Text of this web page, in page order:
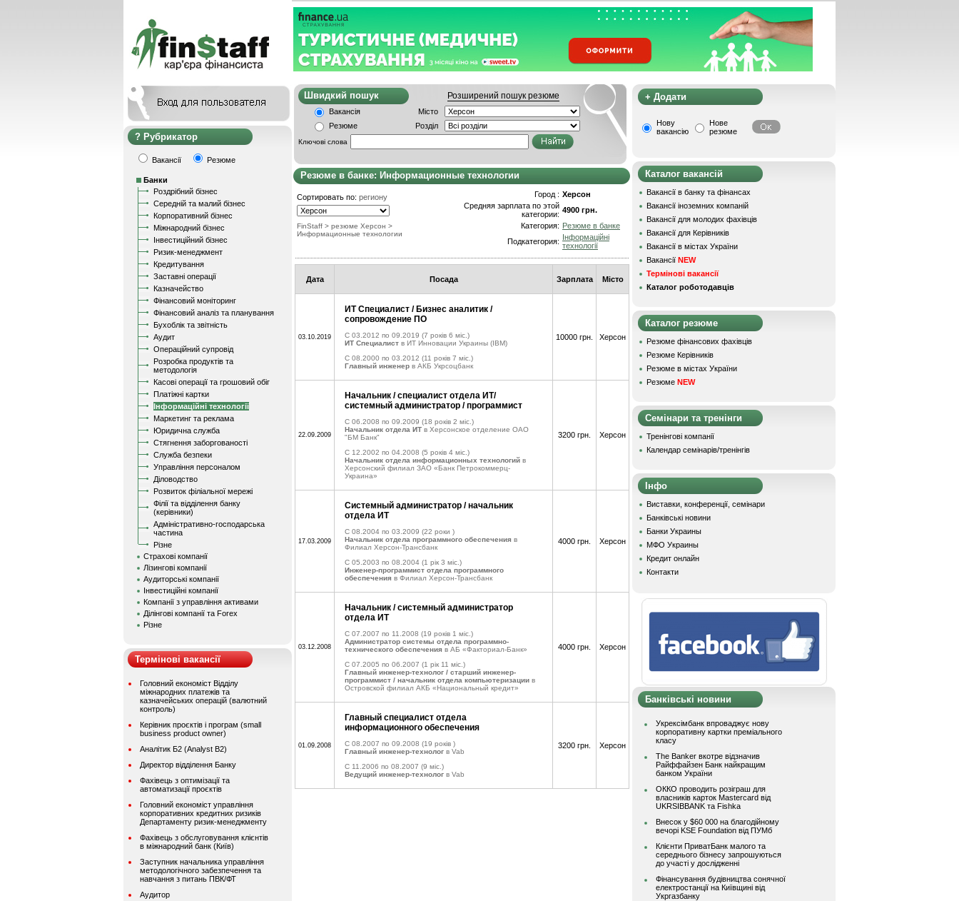
Рубрикатор
Вакансії Резюме
Банки
Роздрібний бізнес
Середній та малий бізнес
Корпоративний бізнес
Міжнародний бізнес
Інвестиційний бізнес
Ризик-менеджмент
Кредитування
Заставні операції
Казначейство
Фінансовий моніторинг
Фінансовий аналіз та планування
Бухоблік та звітність
Аудит
Операційний супровід
Розробка продуктів та
методологія
Касові операції та грошовий обіг
Платіжні картки
Інформаційні технології
Маркетинг та реклама
Юридична служба
Стягнення заборгованості
Служба безпеки
Управління персоналом
Діловодство
Розвиток філіальної мережі
Філії та відділення банку
(керівники)
Адміністративно-господарська
частина
Різне
Страхові компанії
Лізингові компанії
Аудиторські компанії
Інвестиційні компанії
Компанії з управління активами
Ділінгові компанії та Forex
Різне
Термінові вакансії
Головний економіст Відділу
міжнародних платежів та
казначейських операцій (валютний
контроль)
Керівник проєктів і програм (small
business product owner)
Аналітик Б2 (Analyst B2)
Директор відділення Банку
Фахівець з оптимізації та
автоматизації проєктів
Головний економіст управління
корпоративних кредитних ризиків
Департаменту ризик-менеджменту
Фахівець з обслуговування клієнтів
в міжнародний банк (Київ)
Заступник начальника управління
методологічного забезпечення та
навчання з питань ПВК/ФТ
Аудитор
Швидкий пошук Розширений пошук резюме
Вакансія
Місто
Резюме
Розділ
Ключові слова
Резюме в банке: Информационные технологии
Сортировать по: региону
FinStaff > резюме Херсон >
Информационные технологии
Город : Херсон
Средняя зарплата по этой
категории: 4900 грн.
Категория: Резюме в банке
Подкатегория: Інформаційні
технології
Дата Посада Зарплата Місто
03.10.2019
ИТ Специалист / Бизнес аналитик /
сопровождение ПО
C 03.2012 по 09.2019 (7 років 6 міс.)
ИТ Специалист в ИТ Инновации Украины (IBM)
C 08.2000 по 03.2012 (11 років 7 міс.)
Главный инженер в АКБ Укрсоцбанк
10000 грн. Херсон
22.09.2009
Начальник / специалист отдела ИТ/
системный администратор / программист
C 06.2008 по 09.2009 (18 років 2 міс.)
Начальник отдела ИТ в Херсонское отделение ОАО
"БМ Банк"
C 12.2002 по 04.2008 (5 років 4 міс.)
Начальник отдела информационных технологий в
Херсонский филиал ЗАО «Банк Петрокоммерц-
Украина»
3200 грн. Херсон
17.03.2009
Системный администратор / начальник
отдела ИТ
C 08.2004 по 03.2009 (22 роки )
Начальник отдела программного обеспечения в
Филиал Херсон-Трансбанк
C 05.2003 по 08.2004 (1 рік 3 міс.)
Инженер-программист отдела программного
обеспечения в Филиал Херсон-Трансбанк
4000 грн. Херсон
03.12.2008
Начальник / системный администратор
отдела ИТ
C 07.2007 по 11.2008 (19 років 1 міс.)
Администратор системы отдела программно-
технического обеспечения в АБ «Факториал-Банк»
C 07.2005 по 06.2007 (1 рік 11 міс.)
Главный инженер-технолог / старший инженер-
программист / начальник отдела компьютеризации в
Островской филиал АКБ «Национальный кредит»
4000 грн. Херсон
01.09.2008
Главный специалист отдела
информационного обеспечения
C 08.2007 по 09.2008 (19 років )
Главный инженер-технолог в Vab
C 11.2006 по 08.2007 (9 міс.)
Ведущий инженер-технолог в Vab
3200 грн. Херсон
+ Додати
Нову
вакансію
Нове
резюме
Каталог вакансій
Вакансії в банку та фінансах
Вакансії іноземних компаній
Вакансії для молодих фахівців
Вакансії для Керівників
Вакансії в містах України
Вакансії NEW
Термінові вакансії
Каталог роботодавців
Каталог резюме
Резюме фінансових фахівців
Резюме Керівників
Резюме в містах України
Резюме NEW
Семінари та тренінги
Тренінгові компанії
Календар семінарів/тренінгів
Інфо
Виставки, конференції, семінари
Банківські новини
Банки Украины
МФО Украины
Кредит онлайн
Контакти
Банківські новини
Укрексімбанк впроваджує нову
корпоративну картки преміального
класу
The Banker вкотре відзначив
Райффайзен Банк найкращим
банком України
ОККО проводить розіграш для
власників карток Mastercard від
UKRSIBBANK та Fishka
Внесок у $60 000 на благодійному
вечорі KSE Foundation від ПУМб
Клієнти ПриватБанк малого та
середнього бізнесу запрошуються
до участі у дослідженні
Фінансування будівництва сонячної
електростанції на Київщині від
Укргазбанку